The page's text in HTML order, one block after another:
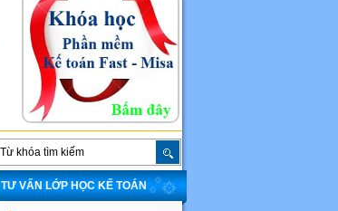
TƯ VẤN LỚP HỌC KẾ TOÁN